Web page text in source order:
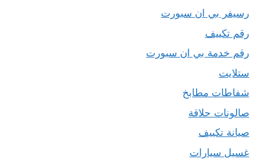
رسيفر بي ان سبورت
رقم تكييف
رقم خدمة بي ان سبورت
ستلايت
شفاطات مطابخ
صالونات حلاقة
صيانة تكييف
غسيل سيارات